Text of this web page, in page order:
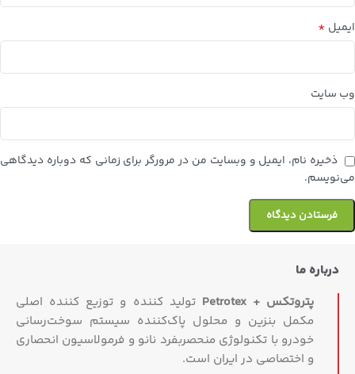
ایمیل *
وب‌ سایت
ذخیره نام، ایمیل و وبسایت من در مرورگر برای زمانی که دوباره دیدگاهی
می‌نویسم.
درباره ما
پتروتکس + Petrotex
تولید کننده و توزیع کننده اصلی
مکمل بنزین و محلول پاک‌کننده سیستم سوخت‌رسانی
خودرو با تکنولوژی منحصربفرد نانو و فرمولاسیون انحصاری
و اختصاصی در ایران است.